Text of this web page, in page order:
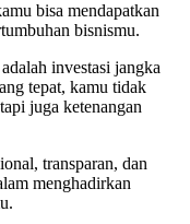
bisa mendapatkan
bisnismu.
investasi jangka
tepat, kamu tidak
juga ketenangan
transparan, dan
menghadirkan